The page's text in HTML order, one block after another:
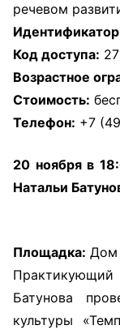
речевом
Код доступа:
Возрастное
Стоимость:
Телефон: +7
20 ноября в
Натальи
Площадка: Дом
Батунова
культуры